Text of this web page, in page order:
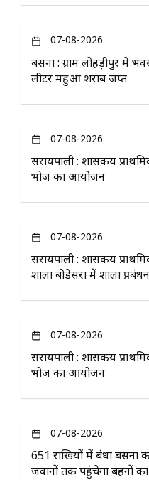
07-08-2026
बसना : ग्राम लोहड़ीपुर मे
लीटर महुआ शराब जप्त
07-08-2026
सरायपाली : शासकीय
भोज का आयोजन
07-08-2026
सरायपाली : शासकीय
शाला बोडेसरा में शाला
07-08-2026
सरायपाली : शासकीय
भोज का आयोजन
07-08-2026
651 राखियों में बंधा बसना
जवानों तक पहुंचेगा बहनों